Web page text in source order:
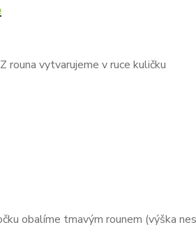
rouna vytvarujeme v ruce kuličku
obalíme tmavým rounem (výška